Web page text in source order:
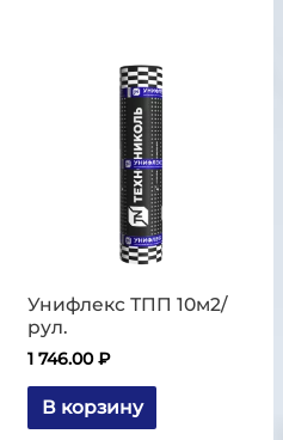
Унифлекс ТПП 10м2/
рул.
1 746.00₽
В корзину